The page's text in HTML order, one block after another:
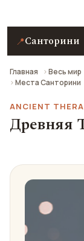
📍Санторини
Главная Весь мир
Места Санторини
ANCIENT THERA
Древняя